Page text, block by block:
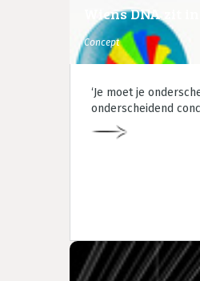
Concept
Wiens DNA zit
‘Je moet je
onderscheidend